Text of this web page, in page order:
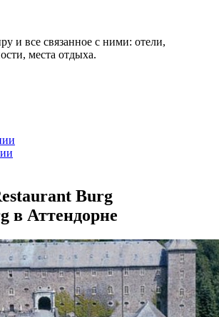
и все связанное с ними: отели,
места отдыха.
Burg
в Аттендорне